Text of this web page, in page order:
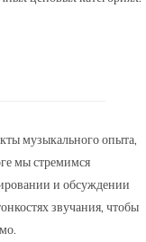
музыкального опыта,
мы стремимся
и обсуждении
звучания, чтобы